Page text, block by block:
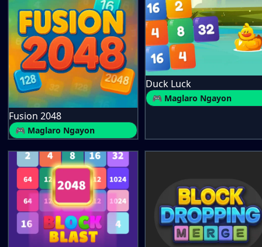
Fusion 2048
🎮 Maglaro Ngayon
Duck Luck
🎮 Maglaro Ngayon